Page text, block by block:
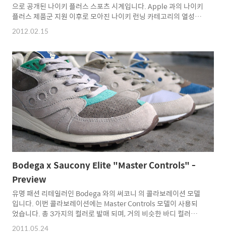
으로 공개된 나이키 플러스 스포츠 시계입니다. Apple 과의 나이키
플러스 제품군 지원 이후로 모아진 나이키 런닝 카테고리의 열성자
들을 보다 더 확보하기 위해 만들어졌습니다. GPS 기계류에서는 아
주 유명한 TomTom 과 함께 만들어낸 모델입니다. 달리기를 한 기
무수한 기능을 탑제하고 있습니다. 또한 본 시계는 Nikeplus.com
에 데이터를 업로드할 수 있는 기능을 가지고 있습니다. 본 모델을
통해 러너들에게 최고의 컨디션과 런닝 경험을 제공할 수 있습니다.
먼저 4월1일 미국과 영국에 발매가 되며 다른 국가에는 올해 말에
공개가 될 것..
2012.02.15
Bodega x Saucony Elite "Master Controls" -
Preview
유명 패션 리테일러인 Bodega 와의 써코니 의 콜라보레이션 모델
입니다. 이번 콜라보레이션에는 Master Controls 모델이 사용되
었습니다. 총 3가지의 컬러로 발매 되며, 거의 비슷한 바디 컬러에
포인트 컬러만 다르게 나옵니다. 굉장히 편안한 착용감을 가지고 있
지만 패션용도로서의 역할도 충실히 해내는 모델입니다. 그레이 계
2011.05.24